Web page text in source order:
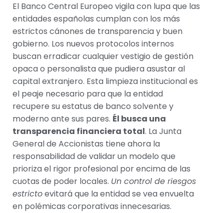
El Banco Central Europeo vigila con lupa que las
entidades españolas cumplan con los más
estrictos cánones de transparencia y buen
gobierno. Los nuevos protocolos internos
buscan erradicar cualquier vestigio de gestión
opaca o personalista que pudiera asustar al
capital extranjero. Esta limpieza institucional es
el peaje necesario para que la entidad
recupere su estatus de banco solvente y
moderno ante sus pares. Él busca una
transparencia financiera total. La Junta
General de Accionistas tiene ahora la
responsabilidad de validar un modelo que
prioriza el rigor profesional por encima de las
cuotas de poder locales. Un control de riesgos
estrictoevitará que la entidad se vea envuelta
en polémicas corporativas innecesarias.